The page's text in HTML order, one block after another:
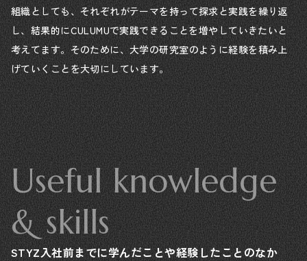
組織としても、それぞれがテーマを持って探求と実践を繰り返
し、結果的にCULUMUで実践できることを増やしていきたいと
考えてます。そのために、大学の研究室のように経験を積み上
げていくことを大切にしています。
STYZ入社前までに学んだことや経験したことのなか
Useful knowledge
& skills